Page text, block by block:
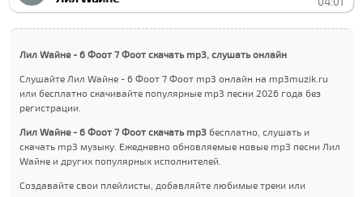
Лил Wайне - 6 Фоот 7 Фоот скачать mp3, слушать онлайн
Слушайте Лил Wайне - 6 Фоот 7 Фоот mp3 онлайн на mp3muzik.ru
или бесплатно скачивайте популярные mp3 песни 2026 года без
регистрации.
Лил Wайне - 6 Фоот 7 Фоот скачать mp3 бесплатно, слушать и
скачать mp3 музыку. Ежедневно обновляемые новые mp3 песни Лил
Wайне и других популярных исполнителей.
Создавайте свои плейлисты, добавляйте любимые треки или